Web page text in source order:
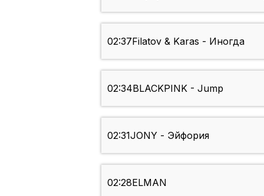
02:37Filatov & Karas - Иногда
02:34BLACKPINK - Jump
02:31JONY - Эйфория
02:28ELMAN